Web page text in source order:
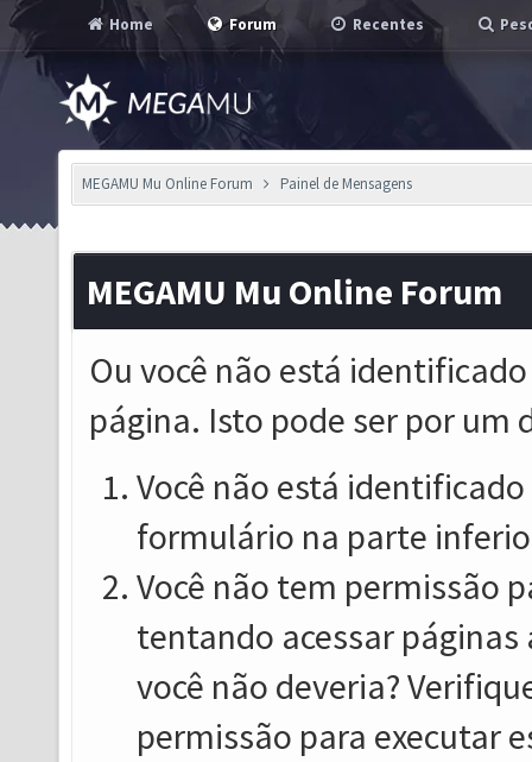
Home Forum Recentes
MEGAMU Mu Online Forum Painel de Mensagens
MEGAMU Mu Online Forum
Ou você não está
página. Isto pode ser por um
Você não está
formulário na parte
Você não tem permissão
tentando acessar
você não deveria?
permissão para executar